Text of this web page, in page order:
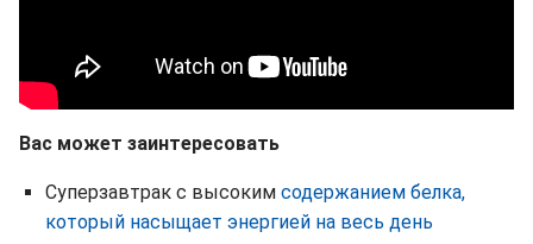
Вас может заинтересовать
Суперзавтрак с высоким содержанием белка,
который насыщает энергией на весь день